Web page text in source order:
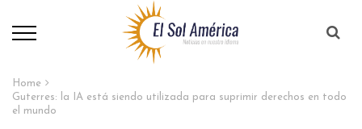
Home
Guterres: la IA está siendo utilizada para suprimir derechos en todo
el mundo